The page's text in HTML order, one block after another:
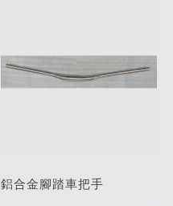
鋁合金腳踏車把手